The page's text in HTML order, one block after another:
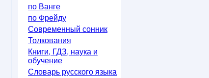
по Ванге
по Фрейду
Современный сонник
Толкования
Книги, ГДЗ, наука и
обучение
Словарь русского языка